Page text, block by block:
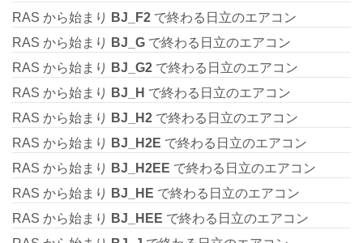
RAS から始まり
BJ_F2 で終わる日立のエアコン
RAS から始まり
BJ_G で終わる日立のエアコン
RAS から始まり
BJ_G2 で終わる日立のエアコン
RAS から始まり
BJ_H で終わる日立のエアコン
RAS から始まり
BJ_H2 で終わる日立のエアコン
RAS から始まり
BJ_H2E で終わる日立のエアコン
RAS から始まり
BJ_H2EE で終わる日立のエアコン
RAS から始まり
BJ_HE で終わる日立のエアコン
RAS から始まり
BJ_HEE で終わる日立のエアコン